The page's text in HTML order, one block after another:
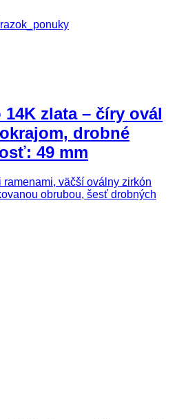
zlata – číry ovál
drobné
49 mm
väčší oválny zirkón
obrubou, šesť drobných